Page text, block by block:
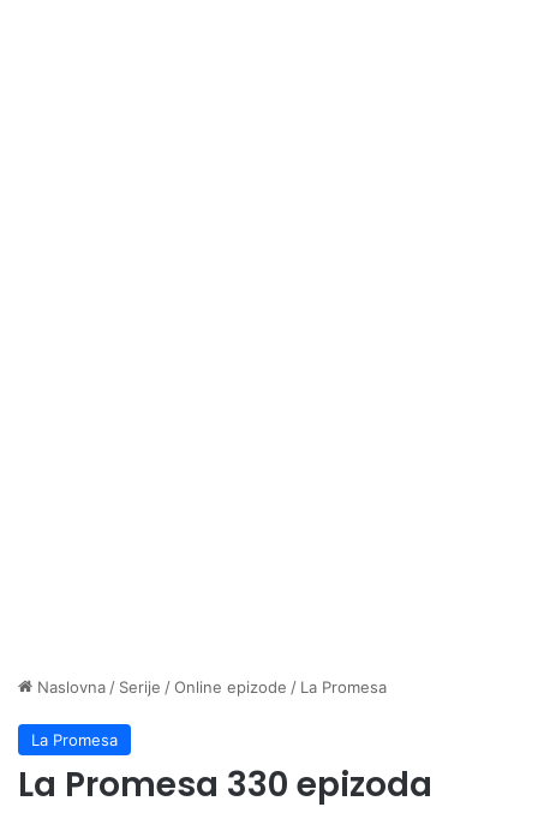
Naslovna / Serije /Online epizode / La Promesa
La Promesa
La Promesa 330 epizoda